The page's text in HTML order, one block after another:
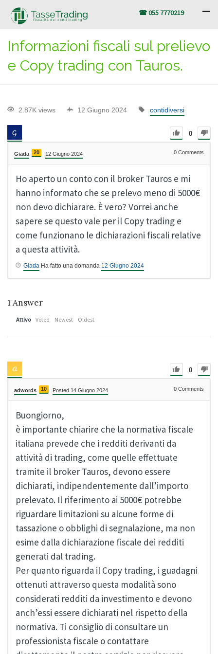
☎ 055 7770219
Informazioni fiscali sul prelievo
e Copy trading con Tauros.
2.87K views 12 Giugno 2024 contidiversi
0
Giada 20 12 Giugno 2024 0 Comments
Ho aperto un conto con il broker Tauros e mi
hanno informato che se prelevo meno di 5000€
non devo dichiarare. È vero? Vorrei anche
sapere se questo vale per il Copy trading e
come funzionano le dichiarazioni fiscali relative
a questa attività.
Giada Ha fatto una domanda 12 Giugno 2024
1 Answer
Attivo Voted Newest Oldest
0
adwords 10 Posted 14 Giugno 2024 0 Comments
Buongiorno,
è importante chiarire che la normativa fiscale
italiana prevede che i redditi derivanti da
attività di trading, come quelle effettuate
tramite il broker Tauros, devono essere
dichiarati, indipendentemente dall’importo
prelevato. Il riferimento ai 5000€ potrebbe
riguardare limitazioni su alcune forme di
tassazione o obblighi di segnalazione, ma non
esime dalla dichiarazione fiscale dei redditi
generati dal trading.
Per quanto riguarda il Copy trading, i guadagni
ottenuti attraverso questa modalità sono
considerati redditi da investimento e devono
anch’essi essere dichiarati nel rispetto della
normativa. Ti consiglio di consultare un
professionista fiscale o contattare